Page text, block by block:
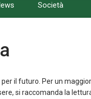
Società
per il futuro. Per un
si raccomanda la